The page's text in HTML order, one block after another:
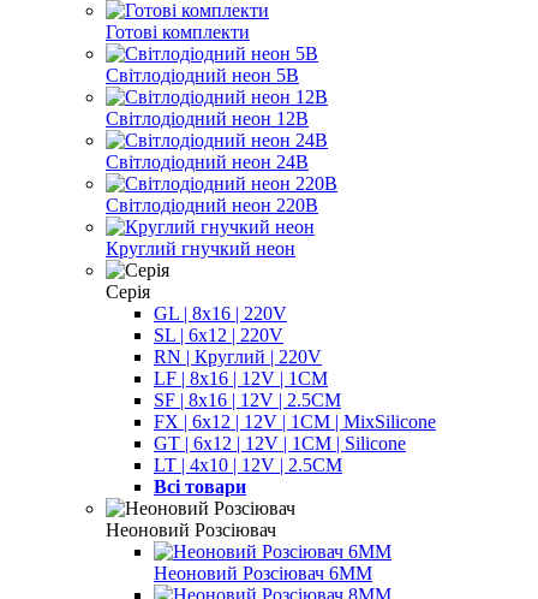
Готові комплекти
Світлодіодний неон 5В
Світлодіодний неон 12В
Світлодіодний неон 24В
Світлодіодний неон 220В
Круглий гнучкий неон
Серія
GL | 8x16 | 220V
SL | 6x12 | 220V
RN | Круглий | 220V
LF | 8x16 | 12V | 1CM
SF | 8x16 | 12V | 2.5CM
FX | 6x12 | 12V | 1CM | MixSilicone
GT | 6x12 | 12V | 1CM | Silicone
LT | 4x10 | 12V | 2.5CM
Всі товари
Неоновий Розсіювач
Неоновий Розсіювач 6ММ